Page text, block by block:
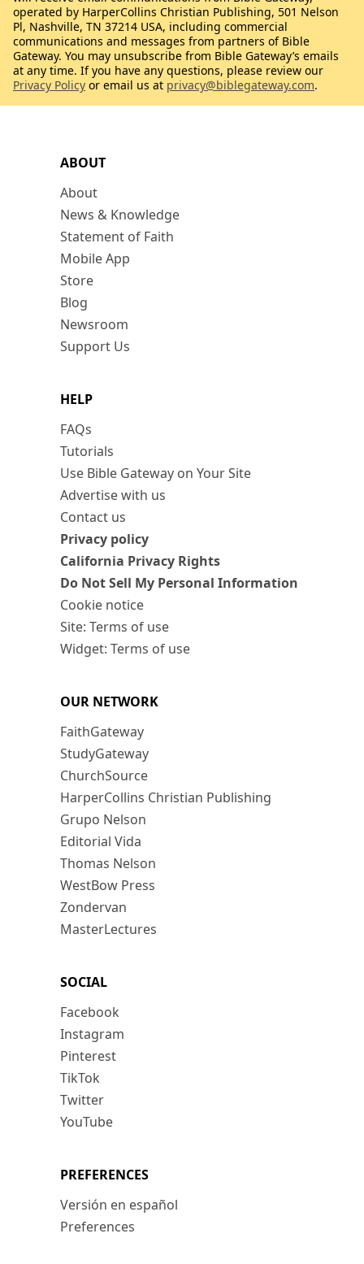
ABOUT
About
News & Knowledge
Statement of Faith
Mobile App
Store
Blog
Newsroom
Support Us
HELP
FAQs
Tutorials
Use Bible Gateway on Your Site
Advertise with us
Contact us
Privacy policy
California Privacy Rights
Do Not Sell My Personal Information
Cookie notice
Site: Terms of use
Widget: Terms of use
OUR NETWORK
FaithGateway
StudyGateway
ChurchSource
HarperCollins Christian Publishing
Grupo Nelson
Editorial Vida
Thomas Nelson
WestBow Press
Zondervan
MasterLectures
SOCIAL
Facebook
Instagram
Pinterest
TikTok
Twitter
YouTube
PREFERENCES
Versión en español
Preferences
operated by HarperCollins Christian Publishing, 501 Nelson
Pl, Nashville, TN 37214 USA, including commercial
communications and messages from partners of Bible
Gateway. You may unsubscribe from Bible Gateway’s emails
at any time. If you have any questions, please review our
Privacy Policy or email us at privacy@biblegateway.com.